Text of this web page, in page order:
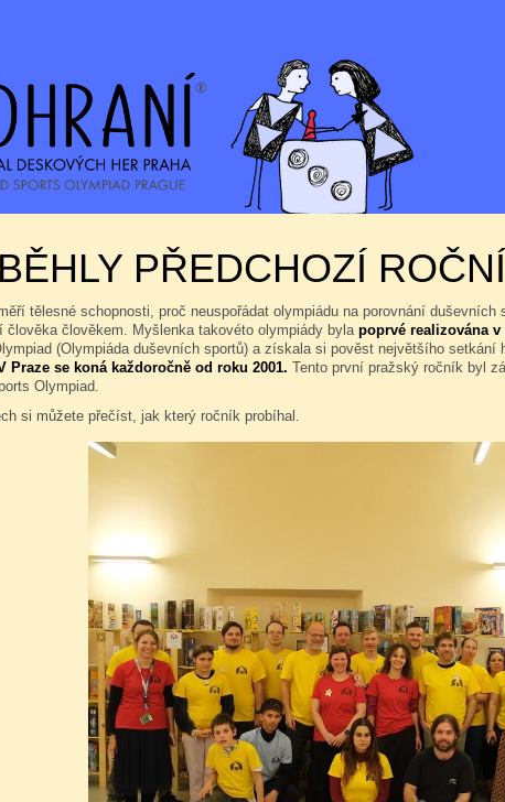
PŘEDCHOZÍ
tělesné schopnosti, proč neuspořádat olympiádu na porovnání
člověka člověkem. Myšlenka takovéto olympiády byla poprvé realizována v
(Olympiáda duševních sportů) a získala si pověst největšího setkání
Praze se koná každoročně od roku 2001. Tento první pražský ročník byl
Olympiad.
si můžete přečíst, jak který ročník probíhal.